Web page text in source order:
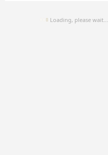
Loading, please wait...